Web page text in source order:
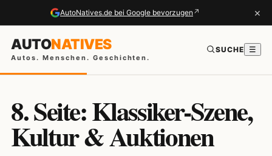
AutoNatives.de bei Google bevorzugen ↗ ×
AUTONATIVES
Autos. Menschen. Geschichten.
SUCHE ☰
8. Seite: Klassiker-Szene,
Kultur & Auktionen